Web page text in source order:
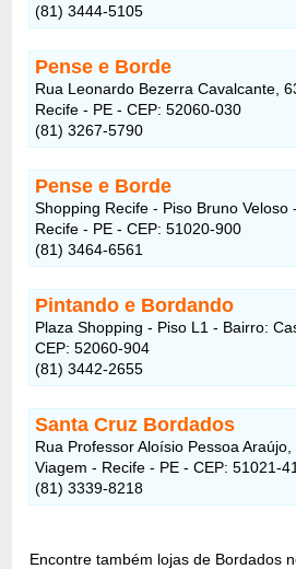
(81) 3444-5105
Pense e Borde
Rua Leonardo Bezerra Cavalcante,
Recife - PE - CEP: 52060-030
(81) 3267-5790
Pense e Borde
Shopping Recife - Piso Bruno Veloso
Recife - PE - CEP: 51020-900
(81) 3464-6561
Pintando e Bordando
Plaza Shopping - Piso L1 - Bairro:
CEP: 52060-904
(81) 3442-2655
Santa Cruz Bordados
Rua Professor Aloísio Pessoa
Viagem - Recife - PE - CEP: 51021-
(81) 3339-8218
Encontre também lojas de Bordados